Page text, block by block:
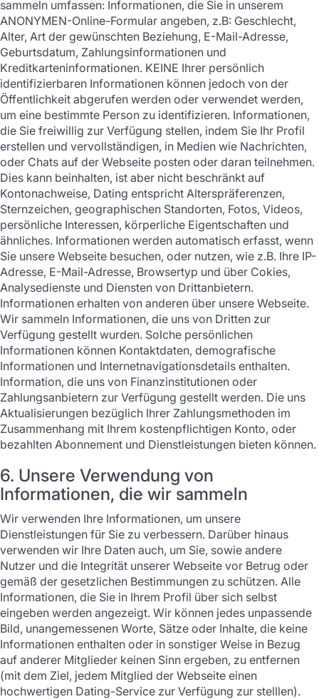
sammeln umfassen: Informationen, die Sie in unserem
ANONYMEN-Online-Formular angeben, z.B: Geschlecht,
Alter, Art der gewünschten Beziehung, E-Mail-Adresse,
Geburtsdatum, Zahlungsinformationen und
Kreditkarteninformationen. KEINE Ihrer persönlich
identifizierbaren Informationen können jedoch von der
Öffentlichkeit abgerufen werden oder verwendet werden,
um eine bestimmte Person zu identifizieren. Informationen,
die Sie freiwillig zur Verfügung stellen, indem Sie Ihr Profil
erstellen und vervollständigen, in Medien wie Nachrichten,
oder Chats auf der Webseite posten oder daran teilnehmen.
Dies kann beinhalten, ist aber nicht beschränkt auf
Kontonachweise, Dating entspricht Alterspräferenzen,
Sternzeichen, geographischen Standorten, Fotos, Videos,
persönliche Interessen, körperliche Eigentschaften und
ähnliches. Informationen werden automatisch erfasst, wenn
Sie unsere Webseite besuchen, oder nutzen, wie z.B. Ihre IP-
Adresse, E-Mail-Adresse, Browsertyp und über Cokies,
Analysedienste und Diensten von Drittanbietern.
Informationen erhalten von anderen über unsere Webseite.
Wir sammeln Informationen, die uns von Dritten zur
Verfügung gestellt wurden. Solche persönlichen
Informationen können Kontaktdaten, demografische
Informationen und Internetnavigationsdetails enthalten.
Information, die uns von Finanzinstitutionen oder
Zahlungsanbietern zur Verfügung gestellt werden. Die uns
Aktualisierungen bezüglich Ihrer Zahlungsmethoden im
Zusammenhang mit Ihrem kostenpflichtigen Konto, oder
bezahlten Abonnement und Dienstleistungen bieten können.
6. Unsere Verwendung von
Informationen, die wir sammeln
Wir verwenden Ihre Informationen, um unsere
Dienstleistungen für Sie zu verbessern. Darüber hinaus
verwenden wir Ihre Daten auch, um Sie, sowie andere
Nutzer und die Integrität unserer Webseite vor Betrug oder
gemäß der gesetzlichen Bestimmungen zu schützen. Alle
Informationen, die Sie in Ihrem Profil über sich selbst
eingeben werden angezeigt. Wir können jedes unpassende
Bild, unangemessenen Worte, Sätze oder Inhalte, die keine
Informationen enthalten oder in sonstiger Weise in Bezug
auf anderer Mitglieder keinen Sinn ergeben, zu entfernen
(mit dem Ziel, jedem Mitglied der Webseite einen
hochwertigen Dating-Service zur Verfügung zur stelllen).